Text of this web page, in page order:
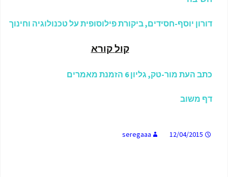
דורון יוסף-חסידים, ביקורת פילוסופית על טכנולוגיה וחינוך
קולקורא
כתב העת מור-טק, גליון 6 הזמנת מאמרים
דף משוב
12/04/2015
seregaaa